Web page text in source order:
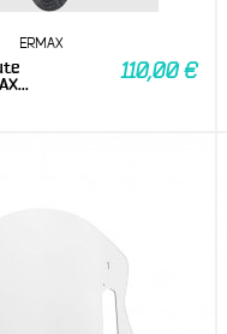
ERMAX
110,00 €